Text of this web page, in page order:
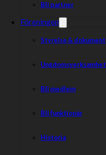
Bli partner
Föreningen
Styrelse & dokument
Ungdomsverksamhet
Bli medlem
Bli funktionär
Historia